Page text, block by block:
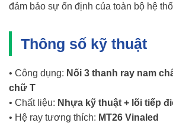
đảm bảo sự ổn định của toàn bộ hệ
Thông số kỹ thuật
• Công dụng: Nối 3 thanh ray nam
chữ T
• Chất liệu: Nhựa kỹ thuật + lõi tiếp
• Hệ ray tương thích: MT26 Vinaled